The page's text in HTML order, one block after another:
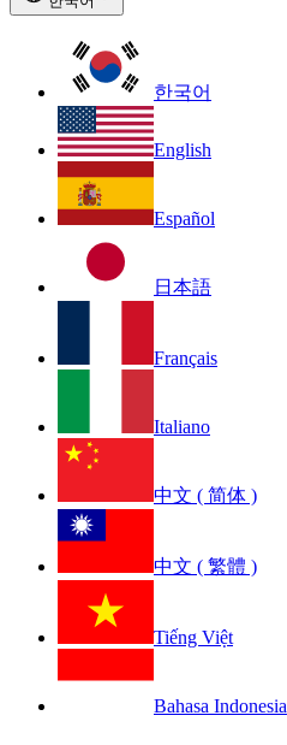
한국어
English
Español
日本語
Français
Italiano
中文 ( 简体 )
中文 ( 繁體 )
Tiếng Việt
Bahasa Indonesia